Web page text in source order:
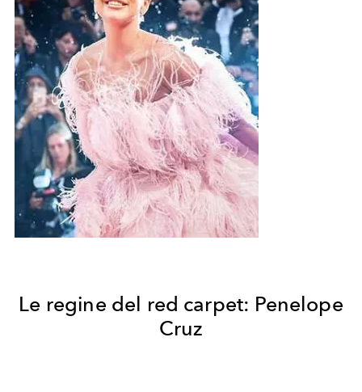
Le regine del red carpet: Penelope
Cruz